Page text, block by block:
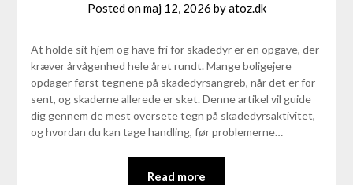
Posted onmaj 12, 2026 byatoz.dk
At holde sit hjem og have fri for skadedyr er en opgave, der
kræver årvågenhed hele året rundt. Mange boligejere
opdager først tegnene på skadedyrsangreb, når det er for
sent, og skaderne allerede er sket. Denne artikel vil guide
dig gennem de mest oversete tegn på skadedyrsaktivitet,
og hvordan du kan tage handling, før problemerne…
Read more